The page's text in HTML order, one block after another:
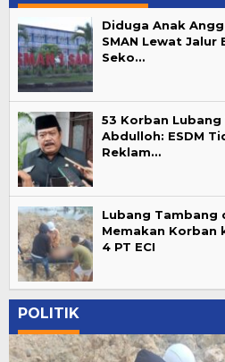
Diduga Anak
SMAN Lewat
Seko…
53 Korban
Abdulloh: ESDM
Reklam…
Lubang Tambang
Memakan Korban
4 PT ECI
POLITIK